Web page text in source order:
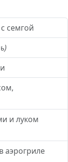
семгой
и луком
аэрогриле